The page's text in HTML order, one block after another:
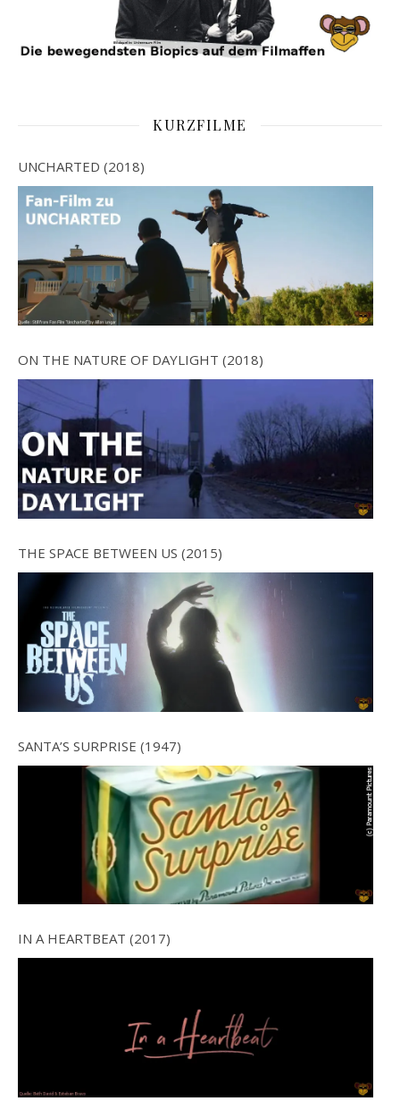
KURZFILME
UNCHARTED (2018)
ON THE NATURE OF DAYLIGHT (2018)
THE SPACE BETWEEN US (2015)
SANTA’S SURPRISE (1947)
IN A HEARTBEAT (2017)